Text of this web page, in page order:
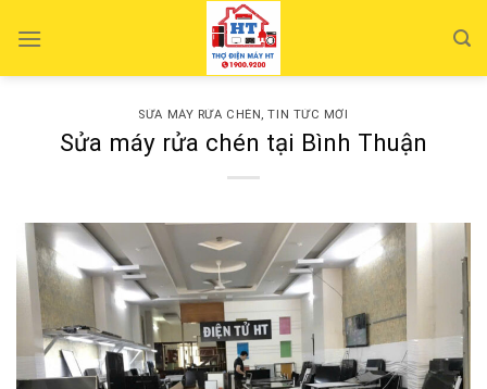
SỬA MÁY RỬA CHÉN,TIN TỨC MỚI
Sửa máy rửa chén tại Bình Thuận